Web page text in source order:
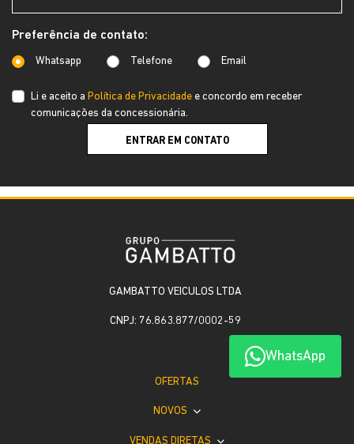
Preferência de contato:
Whatsapp Telefone Email
Li e aceito a Política de Privacidade e concordo em receber
comunicações da concessionária.
ENTRAR EM CONTATO
WhatsApp
GAMBATTO VEICULOS LTDA
CNPJ: 76.863.877/0002-59
OFERTAS
NOVOS
VENDAS DIRETAS